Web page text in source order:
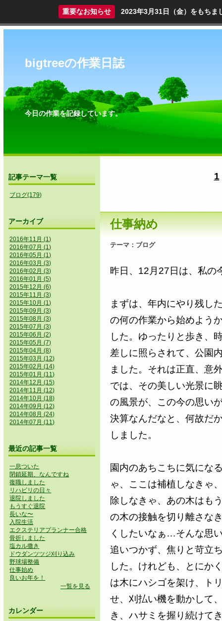
重要なお知らせ 2023年3月31日（金）をもちま
bigtreeの作業日誌
今日の作業を記録しています。
1
仕事納め
テーマ： ブログ
昨日、12月27日は、私の
まずは、年内にやり残し
の何の作業から始めよう
した。ゆったりと歩き、
差しに照らされて、公園
ました。それは正直、意
では、その美しい光景に
の風景が、この今の思い
決算なんだなと、何故だ
しました。
園内のあちこちに気にな
ゃ、ここは補植しなきゃ
除しなきゃ、あの木はも
の木の接触を切り離さな
くしたいなぁ…そんな思
追いつかず、焦りと苛立
した。けれども、とにか
は木にハシゴを架け、ト
せ、刈払い機を動かして
き、ハサミを握り続けて
記事テーマ一覧
ブログ(179)
アーカイブ
2016年11月 (1)
2016年07月 (1)
2016年05月 (1)
2016年03月 (3)
2016年02月 (3)
2016年01月 (5)
2015年12月 (6)
2015年11月 (3)
2015年10月 (1)
2015年09月 (3)
2015年08月 (3)
2015年07月 (3)
2015年06月 (2)
2015年05月 (7)
2015年04月 (8)
2015年03月 (12)
2015年02月 (14)
2015年01月 (11)
2014年12月 (15)
2014年11月 (12)
2014年10月 (18)
2014年09月 (12)
2014年08月 (24)
2014年07月 (11)
最近の記事一覧
一息ついた
閉鎖延期、なんですね
復職しました
リハビリの日々
退院しました
もうすぐ退院
長いな〜
入院生活
エクステリアプランナー合格
骨折しました
塩カル撒き
ドウダンツツジ刈り込み
野球場整備
仕事始め
良いお年を！
一覧を見る
カレンダー